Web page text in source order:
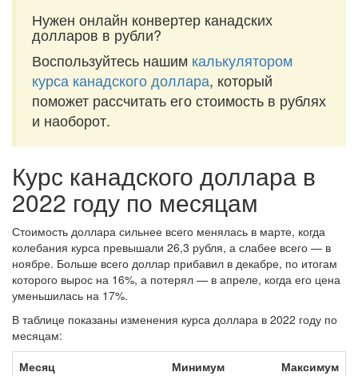
Нужен онлайн конвертер канадских
долларов в рубли?
Воспользуйтесь нашим калькулятором
курса канадского доллара, который
поможет рассчитать его стоимость в рублях
и наоборот.
Курс канадского доллара в
2022 году по месяцам
Стоимость доллара сильнее всего менялась в марте, когда
колебания курса превышали 26,3 рубля, а слабее всего — в
ноябре. Больше всего доллар прибавил в декабре, по итогам
которого вырос на 16%, а потерял — в апреле, когда его цена
уменьшилась на 17%.
В таблице показаны изменения курса доллара в 2022 году по
месяцам:
Месяц
Минимум Максимум